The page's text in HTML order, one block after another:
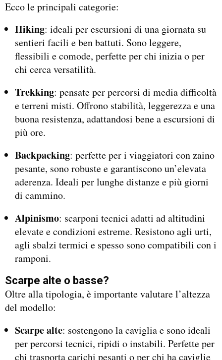
Ecco le principali categorie:
Hiking: ideali per escursioni di una giornata su
sentieri facili e ben battuti. Sono leggere,
flessibili e comode, perfette per chi inizia o per
chi cerca versatilità.
Trekking: pensate per percorsi di media difficoltà
e terreni misti. Offrono stabilità, leggerezza e una
buona resistenza, adattandosi bene a escursioni di
più ore.
Backpacking: perfette per i viaggiatori con zaino
pesante, sono robuste e garantiscono un’elevata
aderenza. Ideali per lunghe distanze e più giorni
di cammino.
Alpinismo: scarponi tecnici adatti ad altitudini
elevate e condizioni estreme. Resistono agli urti,
agli sbalzi termici e spesso sono compatibili con i
ramponi.
Scarpe alte o basse?
Oltre alla tipologia, è importante valutare l’altezza
del modello:
Scarpe alte: sostengono la caviglia e sono ideali
per percorsi tecnici, ripidi o instabili. Perfette per
chi trasporta carichi pesanti o per chi ha caviglie